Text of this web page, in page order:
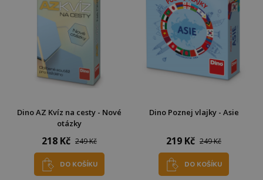
Dino AZ Kvíz na cesty - Nové
otázky
218 Kč 249 Kč
DO KOŠÍKU
Dino Poznej vlajky - Asie
219 Kč 249 Kč
DO KOŠÍKU